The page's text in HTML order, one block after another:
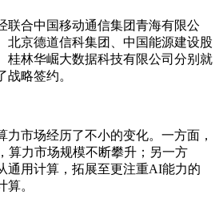
合中国移动通信集团青海有限公
北京德道信科集团、中国能源建设股
桂林华崛大数据科技有限公司分别就
战略签约。
市场经历了不小的变化。一方面，
算力市场规模不断攀升；另一方
通用计算，拓展至更注重AI能力的
。